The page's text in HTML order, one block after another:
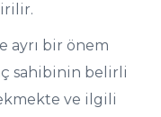
ayrı bir önem
sahibinin belirli
ve ilgili